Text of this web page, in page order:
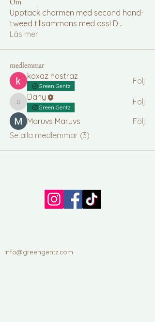
Upptäck charmen med second hand-
tweed tillsammans med oss! D...
Läs mer
medlemmar
koxaz nostraz
Green Gentz
Följ
Dany
Dany
Green Gentz
Följ
Maruvs Maruvs
Följ
Se alla medlemmar (3)
info@greengentz.com